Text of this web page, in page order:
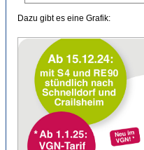
Dazu gibt es eine Grafik: